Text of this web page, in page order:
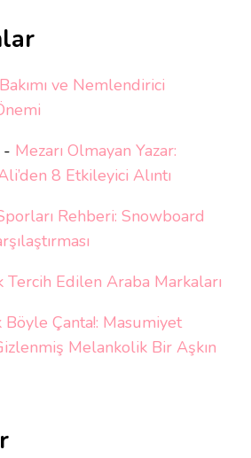
ve Nemlendirici
- Mezarı Olmayan Yazar:
8 Etkileyici Alıntı
Rehberi: Snowboard
Tercih Edilen Araba Markaları
Böyle Çanta!: Masumiyet
Melankolik Bir Aşkın